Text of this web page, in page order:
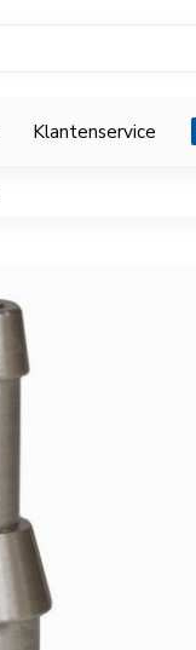
Klantenservice